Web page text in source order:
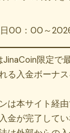
00：00～
JinaCoin限定で
る入金ボーナ
は本サイト経
金が完了して